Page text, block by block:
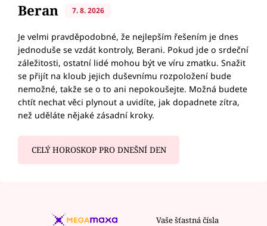
Beran 7. 8. 2026
Je velmi pravděpodobné, že nejlepším řešením je dnes
jednoduše se vzdát kontroly, Berani. Pokud jde o srdeční
záležitosti, ostatní lidé mohou být ve víru zmatku. Snažit
se přijít na kloub jejich duševnímu rozpoložení bude
nemožné, takže se o to ani nepokoušejte. Možná budete
chtít nechat věci plynout a uvidíte, jak dopadnete zítra,
než uděláte nějaké zásadní kroky.
CELÝ HOROSKOP PRO DNEŠNÍ DEN
Vaše šťastná čísla